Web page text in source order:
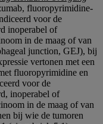
fluoropyrimidine-
voor de
inoperabel of
in de maag of van
junction, GEJ), bij
vertonen met een
fluoropyrimidine en
voor de
inoperabel of
in de maag of van
bij wie de tumoren